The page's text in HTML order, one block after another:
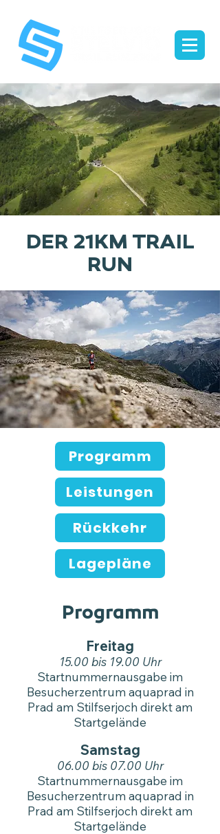
DER 21KM TRAIL
RUN
Programm
Leistungen
Rückkehr
Lagepläne
Programm
Freitag
15.00 bis 19.00 Uhr
Startnummernausgabe im
Besucherzentrum aquaprad in
Prad am Stilfserjoch direkt am
Startgelände
Samstag
06.00 bis 07.00 Uhr
Startnummernausgabe im
Besucherzentrum aquaprad in
Prad am Stilfserjoch direkt am
Startgelände